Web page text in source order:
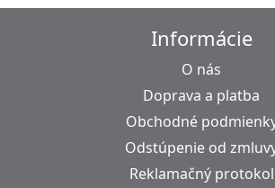
Informácie
O nás
Doprava a platba
Obchodné
Odstúpenie od
Reklamačný protokol